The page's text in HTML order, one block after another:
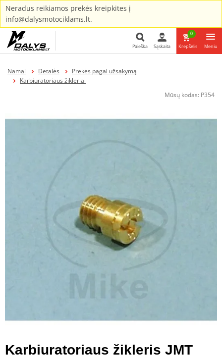
Neradus reikiamos prekės kreipkites į
info@dalysmotociklams.lt.
Paieška Sąskaita
0
Krepšelis Meniu
Namai Detalės
Prekės pagal užsakymą
Karbiuratoriaus žikleriai
Mūsų kodas: P354
Karbiuratoriaus žikleris JMT